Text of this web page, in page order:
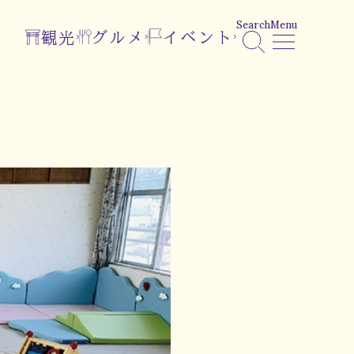
観光 グルメ イベント
SearchMenu